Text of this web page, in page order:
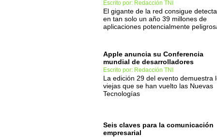
Escrito por: Redacción TNI
El gigante de la red consigue
en tan solo un año 39 millones de
aplicaciones potencialmente
Apple anuncia su Conferencia
mundial de desarrolladores
Escrito por: Redacción TNI
La edición 29 del evento demuestra
viejas que se han vuelto las Nuevas
Tecnologías
Seis claves para la comunicación
empresarial